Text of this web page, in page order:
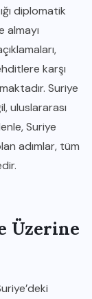
diplomatik
almayı
karşı
Suriye
uluslararası
Suriye
adımlar, tüm
Üzerine